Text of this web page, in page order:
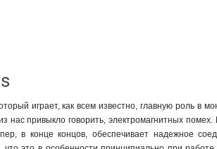
играет, как всем известно, главную роль в
привыкло говорить, электромагнитных помех.
в конце концов, обеспечивает надежное